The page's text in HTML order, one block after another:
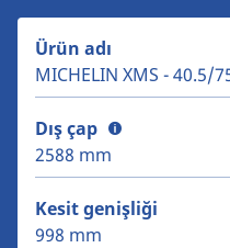
Ürün adı
MICHELIN XMS - 40.5/
Dış çap
2588 mm
Kesit genişliği
998 mm